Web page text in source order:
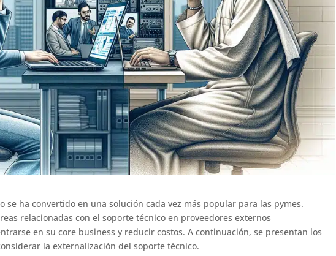
se ha convertido en una solución cada vez más popular para las pymes.
relacionadas con el soporte técnico en proveedores externos
en su core business y reducir costos. A continuación, se presentan los
la externalización del soporte técnico.